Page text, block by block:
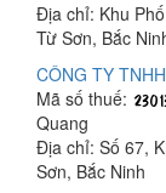
Địa chỉ: Khu
Từ Sơn, Bắc
CÔNG TY
Mã số thuế:
Quang
Địa chỉ: Số 67,
Sơn, Bắc Ninh